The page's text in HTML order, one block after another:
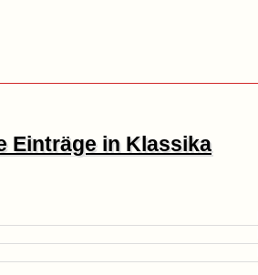
Einträge in Klassika